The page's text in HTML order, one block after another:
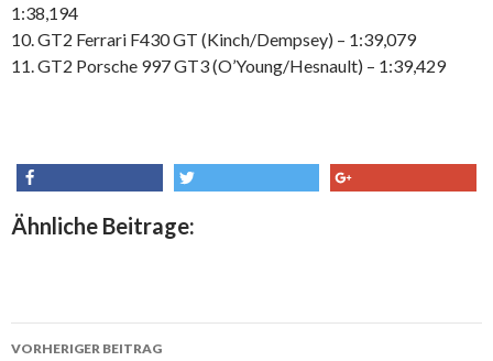
1:38,194
10. GT2 Ferrari F430 GT (Kinch/Dempsey) – 1:39,079
11. GT2 Porsche 997 GT3 (O’Young/Hesnault) – 1:39,429
share
Ähnliche Beitrage:
VORHERIGER BEITRAG